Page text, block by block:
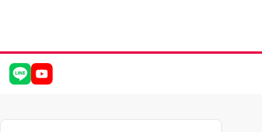
サービスのご案内
サービスのご案内